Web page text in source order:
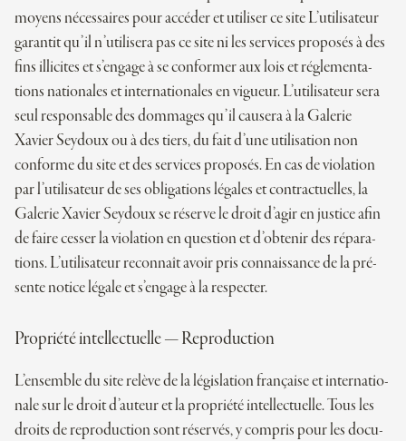
moyens néces­saires pour accé­der et uti­li­ser ce site L’utilisateur
garan­tit qu’il n’utilisera pas ce site ni les ser­vices pro­po­sés à des
fins illi­cites et s’engage à se confor­mer aux lois et régle­men­ta­
tions natio­nales et inter­na­tio­nales en vigueur. L’utilisateur sera
seul res­pon­sable des dom­mages qu’il cau­sera à la Galerie
Xavier Seydoux ou à des tiers, du fait d’une uti­li­sa­tion non
conforme du site et des ser­vices pro­po­sés. En cas de vio­la­tion
par l’utilisateur de ses obli­ga­tions légales et contrac­tuelles, la
Galerie Xavier Seydoux se réserve le droit d’agir en jus­tice afin
de faire ces­ser la vio­la­tion en ques­tion et d’obtenir des répa­ra­
tions. L’utilisateur recon­naît avoir pris connais­sance de la pré­
sente notice légale et s’engage à la respecter.
Pro­priété intel­lec­tuelle — Reproduction
L’ensemble du site relève de la légis­la­tion française et inter­na­tio­
nale sur le droit d’auteur et la pro­priété intel­lec­tuelle. Tous les
droits de repro­duc­tion sont réser­vés, y com­pris pour les docu­